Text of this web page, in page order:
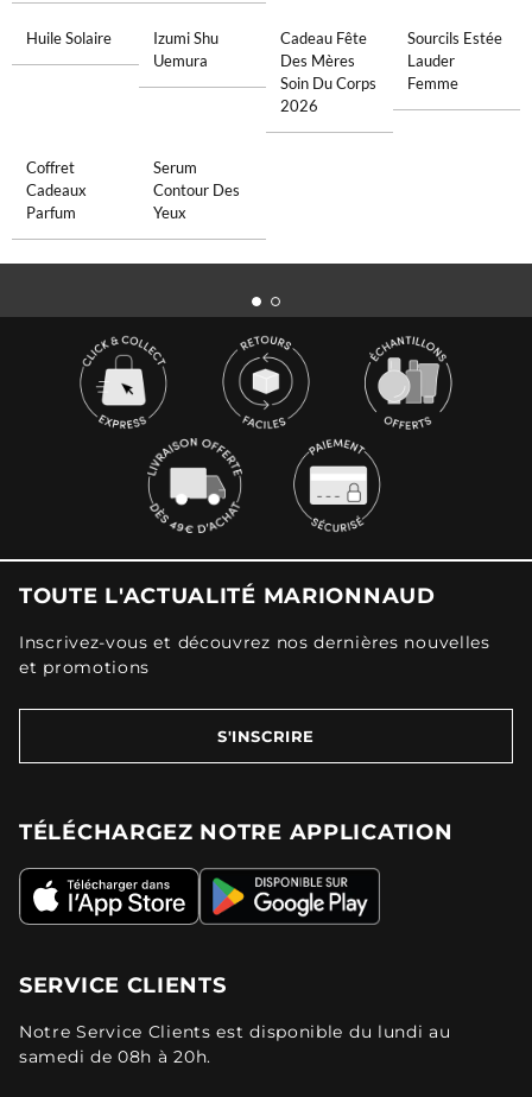
Huile Solaire
Izumi Shu
Uemura
Cadeau Fête
Des Mères
Soin Du Corps
2026
Sourcils Estée
Lauder
Femme
Coffret
Cadeaux
Parfum
Serum
Contour Des
Yeux
TOUTE L'ACTUALITÉ MARIONNAUD
Inscrivez-vous et découvrez nos dernières nouvelles
et promotions
S'INSCRIRE
TÉLÉCHARGEZ NOTRE APPLICATION
SERVICE CLIENTS
Notre Service Clients est disponible du lundi au
samedi de 08h à 20h.